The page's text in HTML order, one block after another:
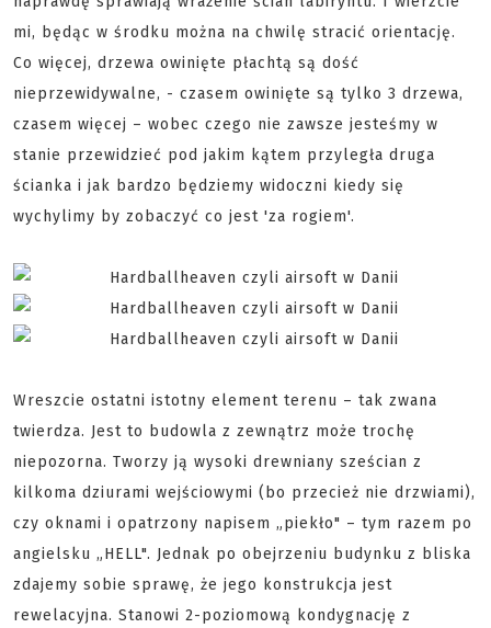
mi, będąc w środku można na chwilę stracić orientację.
Co więcej, drzewa owinięte płachtą są dość
nieprzewidywalne, - czasem owinięte są tylko 3 drzewa,
czasem więcej – wobec czego nie zawsze jesteśmy w
stanie przewidzieć pod jakim kątem przyległa druga
ścianka i jak bardzo będziemy widoczni kiedy się
wychylimy by zobaczyć co jest 'za rogiem'.
Wreszcie ostatni istotny element terenu – tak zwana
twierdza. Jest to budowla z zewnątrz może trochę
niepozorna. Tworzy ją wysoki drewniany sześcian z
kilkoma dziurami wejściowymi (bo przecież nie drzwiami),
czy oknami i opatrzony napisem „piekło" – tym razem po
angielsku „HELL". Jednak po obejrzeniu budynku z bliska
zdajemy sobie sprawę, że jego konstrukcja jest
rewelacyjna. Stanowi 2-poziomową kondygnację z